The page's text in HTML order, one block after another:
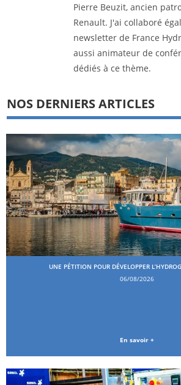
Pierre Beuzit, ancien
Renault. J'ai collaboré
newsletter de France
aussi animateur de
dédiés à ce thème.
NOS DERNIERS ARTICLES
UNE PÉTITION POUR DÉVELOPPER
06/08/2026
En savoir +